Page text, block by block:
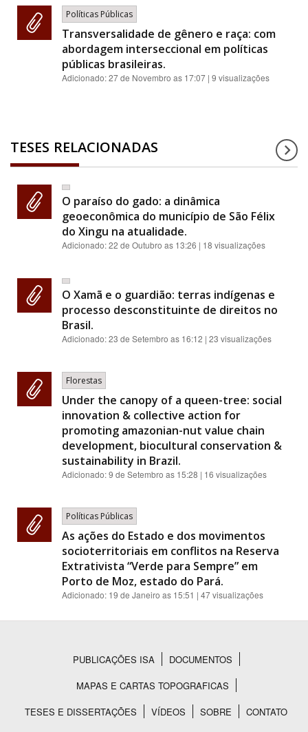
Políticas Públicas
Transversalidade de gênero e raça: com
abordagem interseccional em políticas
públicas brasileiras.
Adicionado:27 de Novembro as 17:07 | 9 visualizações
TESES RELACIONADAS
O paraíso do gado: a dinâmica
geoeconômica do município de São Félix
do Xingu na atualidade.
Adicionado:22 de Outubro as 13:26 | 18 visualizações
O Xamã e o guardião: terras indígenas e
processo desconstituinte de direitos no
Brasil.
Adicionado:23 de Setembro as 16:12 | 23 visualizações
Florestas
Under the canopy of a queen-tree: social
innovation & collective action for
promoting amazonian-nut value chain
development, biocultural conservation &
sustainability in Brazil.
Adicionado:9 de Setembro as 15:28 | 16 visualizações
Políticas Públicas
As ações do Estado e dos movimentos
socioterritoriais em conflitos na Reserva
Extrativista “Verde para Sempre” em
Porto de Moz, estado do Pará.
Adicionado: 19 de Janeiro as 15:51 | 47 visualizações
Rodapé
PUBLICAÇÕES ISA
DOCUMENTOS
MAPAS E CARTAS TOPOGRAFICAS
TESES E DISSERTAÇÕES
VÍDEOS SOBRE CONTATO